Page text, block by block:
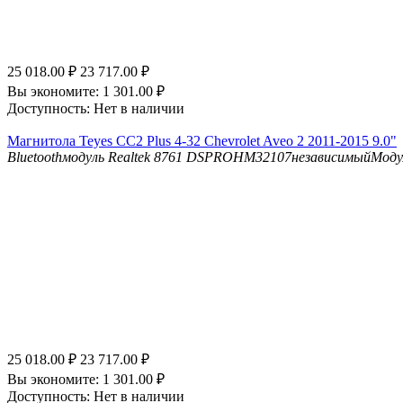
25 018.00 ₽ 23 717.00 ₽
Вы экономите: 1 301.00 ₽
Доступность: Нет в наличии
Магнитола Teyes CC2 Plus 4-32 Chevrolet Aveo 2 2011-2015 9.0"
Bluetoothмодуль Realtek 8761 DSP
25 018.00 ₽ 23 717.00 ₽
Вы экономите: 1 301.00 ₽
Доступность: Нет в наличии